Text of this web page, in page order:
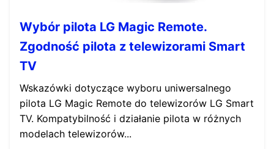
Wybór pilota LG Magic Remote.
Zgodność pilota z telewizorami Smart
TV
Wskazówki dotyczące wyboru uniwersalnego
pilota LG Magic Remote do telewizorów LG Smart
TV. Kompatybilność i działanie pilota w różnych
modelach telewizorów...